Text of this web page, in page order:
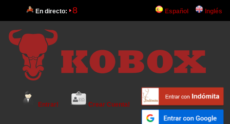
En directo: 8 Español Inglés
Entrar! Crear Cuenta!